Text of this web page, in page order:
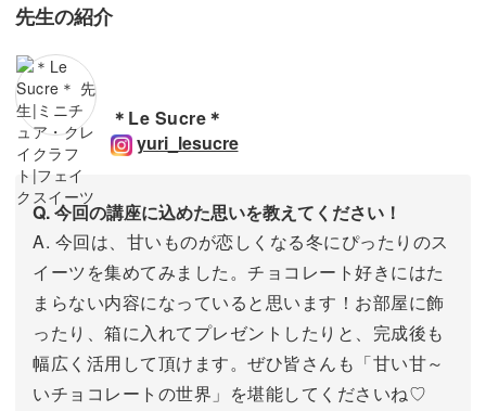
先生の紹介
＊Le Sucre＊
yuri_lesucre
Q. 今回の講座に込めた思いを教えてください！
A. 今回は、甘いものが恋しくなる冬にぴったりのス
イーツを集めてみました。チョコレート好きにはた
まらない内容になっていると思います！お部屋に飾
ったり、箱に入れてプレゼントしたりと、完成後も
幅広く活用して頂けます。ぜひ皆さんも「甘い甘～
いチョコレートの世界」を堪能してくださいね♡